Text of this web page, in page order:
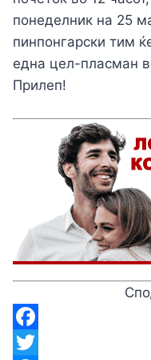
понеделник на 25
пинпонгарски тим
една цел-пласман
Прилеп!